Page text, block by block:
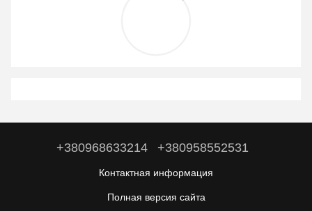
+380968633214 +380958552531
Контактная информация
Полная версия сайта